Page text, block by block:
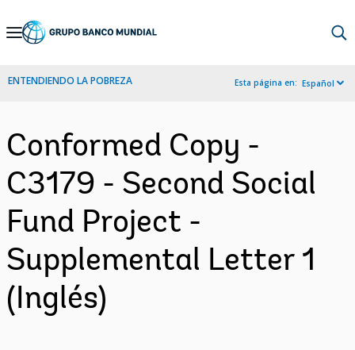
Skip
Navigation
ENTENDIENDO LA POBREZA Esta página en: Español
Conformed Copy -
C3179 - Second Social
Fund Project -
Supplemental Letter 1
(Inglés)